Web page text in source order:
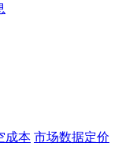
成本 市场数据定价